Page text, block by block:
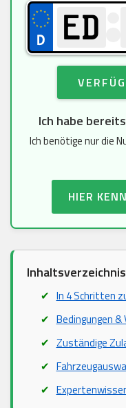
Ich habe
Ich benötige nur die
HIER
Inhaltsverzeichnis
In 4 Schritten
Bedingungen
Zuständige